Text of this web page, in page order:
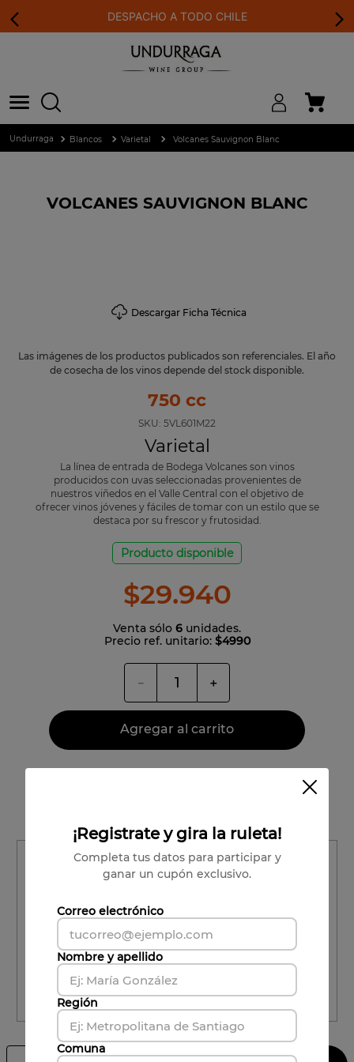
DESPACHO A TODO CHILE
Blancos Varietal Volcanes Sauvignon Blanc
Descargar Ficha Técnica
Las imágenes de los productos publicados son referenciales. El año
de cosecha de los vinos depende del stock disponible.
VOLCANES SAUVIGNON BLANC
750 cc
SKU: 5VL601M22
Varietal
La línea de entrada de Bodega Volcanes son vinos
producidos con uvas seleccionadas provenientes de
nuestros viñedos en el Valle Central con el objetivo de
ofrecer vinos jóvenes y fáciles de tomar con un estilo que se
destaca por su frescor y frutosidad.
Producto disponible
$29.940
Venta sólo 6 unidades.
Precio ref. unitario: $4990
＋
－
Agregar al carrito
Comuna
Comuna
CALCULAR ENVÍO
¡Registrate y gira la ruleta!
Completa tus datos para participar y
ganar un cupón exclusivo.
Correo electrónico
Nombre y apellido
Región
Comuna